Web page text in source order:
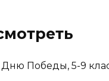
Победы, 5-9